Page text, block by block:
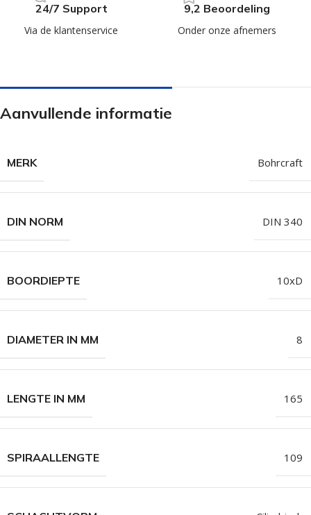
24/7 Support
Via de klantenservice
9,2 Beoordeling
Onder onze afnemers
Aanvullende informatie
MERK Bohrcraft
DIN NORM DIN 340
BOORDIEPTE 10xD
DIAMETER IN MM 8
LENGTE IN MM 165
SPIRAALLENGTE 109